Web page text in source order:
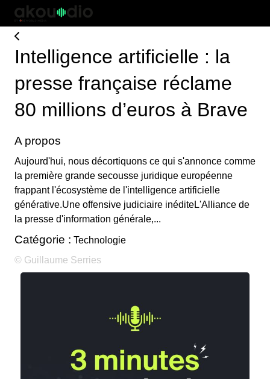
Intelligence artificielle : la
presse française réclame
80 millions d’euros à Brave
A propos
Aujourd'hui, nous décortiquons ce qui s'annonce comme
la première grande secousse juridique européenne
frappant l'écosystème de l'intelligence artificielle
générative.Une offensive judiciaire inéditeL'Alliance de
la presse d'information générale,...
Catégorie : Technologie
© Guillaume Serries